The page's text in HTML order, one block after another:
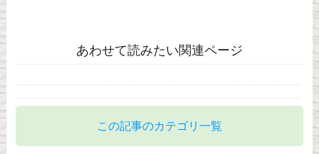
あわせて読みたい関連ページ
この記事のカテゴリ一覧